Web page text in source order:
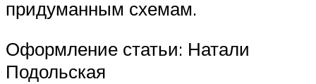
придуманным схемам.
Оформление статьи: Натали
Подольская